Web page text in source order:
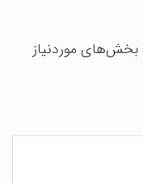
بخش‌های موردنیاز